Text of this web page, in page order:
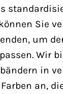
Sie
um
Wir
in
an,